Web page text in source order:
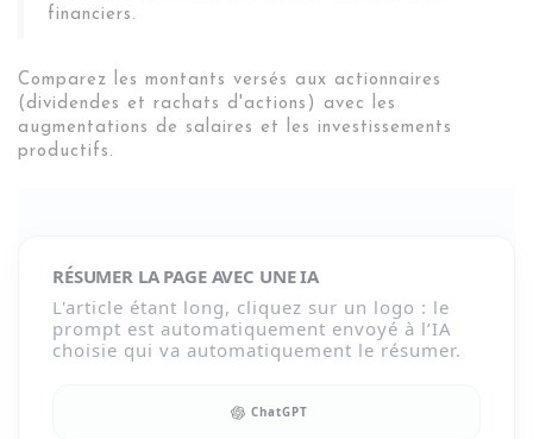
financiers.
Comparez les montants versés aux actionnaires
(dividendes et rachats d'actions) avec les
augmentations de salaires et les investissements
productifs.
RÉSUMER LA PAGE AVEC UNE IA
L'article étant long, cliquez sur un logo : le
prompt est automatiquement envoyé à l’IA
choisie qui va automatiquement le résumer.
ChatGPT